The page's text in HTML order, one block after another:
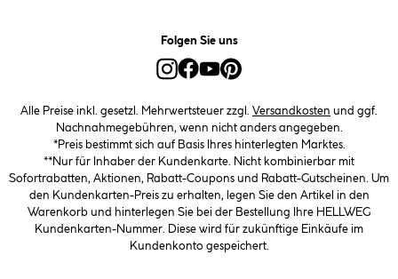
Folgen Sie uns
Alle Preise inkl. gesetzl. Mehrwertsteuer zzgl. Versandkosten und ggf.
Nachnahmegebühren, wenn nicht anders angegeben.
*Preis bestimmt sich auf Basis Ihres hinterlegten Marktes.
**Nur für Inhaber der Kundenkarte. Nicht kombinierbar mit
Sofortrabatten, Aktionen, Rabatt-Coupons und Rabatt-Gutscheinen. Um
den Kundenkarten-Preis zu erhalten, legen Sie den Artikel in den
Warenkorb und hinterlegen Sie bei der Bestellung Ihre HELLWEG
Kundenkarten-Nummer. Diese wird für zukünftige Einkäufe im
Kundenkonto gespeichert.